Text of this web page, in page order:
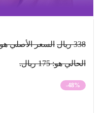
ريال السعر الأصلي هو: 338 ريال.
الحالي هو: 175 ريال.
-48%